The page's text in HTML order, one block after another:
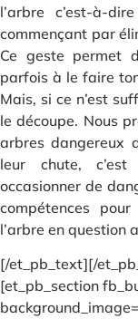
l’arbre c’est-à-
commençant par
Ce geste permet
parfois à le faire
Mais, si ce n’est
le découpe. Nous
arbres dangereux
leur chute,
occasionner de
compétences
l’arbre en question
[/et_pb_text][/
[et_pb_section